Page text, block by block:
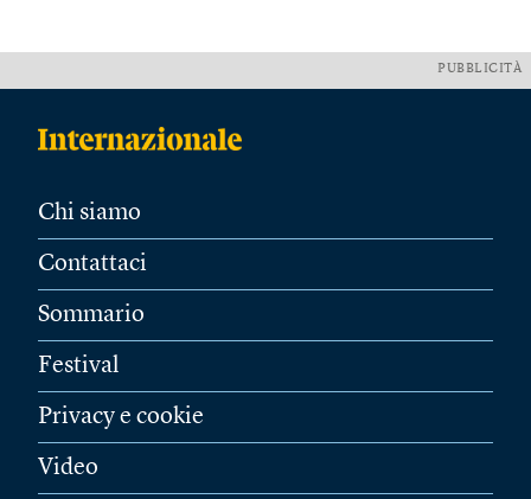
PUBBLICITÀ
Chi siamo
Contattaci
Sommario
Festival
Privacy e cookie
Video